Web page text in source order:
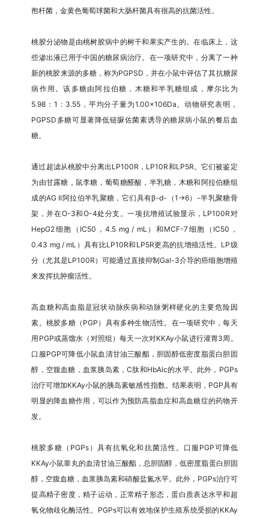
孢杆菌，金黄色葡萄球菌和大肠杆菌具有很高的抗菌活性。
桃胶分泌物是由桃树胶病中的树干和果实产生的。在临床上，这
些渗出液已用于中国的糖尿病治疗。在一项研究中，分离了一种
新的桃胶来源的多糖，称为PGPSD，并在小鼠中评估了其抗糖尿
病作用。该多糖由阿拉伯糖，木糖和半乳糖组成，摩尔比为
5.98：1：3.55，平均分子量为1.00×106Da。动物研究表明，
PGPSD多糖可显著降低链脲佐菌素诱导的糖尿病小鼠的餐后血
糖。
通过超滤从桃胶中分离出LP100R，LP10R和LP5R。它们被鉴定
为由甘露糖，鼠李糖，葡萄糖醛酸，半乳糖，木糖和阿拉伯糖组
成的AG II阿拉伯半乳聚糖，它们具有β-d-（1→6）-半乳聚糖骨
架，并在O-3和O-4处分支。一项抗增殖试验显示，LP100R对
HepG2细胞（IC50，4.5 mg / mL）和MCF-7细胞（IC50，
0.43 mg / mL）具有比LP10R和LP5R更高的抗增殖活性。LP级
分（尤其是LP100R）可能通过直接抑制Gal-3介导的癌细胞增殖
来发挥抗肿瘤活性。
高血糖和高血脂是冠状动脉疾病和动脉粥样硬化的主要危险因
素。桃胶多糖（PGP）具有多种生物活性。在一项研究中，每天
用PGP或蒸馏水（对照组）每天一次对KKAy小鼠进行灌胃3周。
口服PGP可降低小鼠血清甘油三酸酯，胆固醇低密度脂蛋白胆固
醇，空腹血糖，血浆胰岛素，C肽和HbAlc的水平。此外，PGPs
治疗可增加KKAy小鼠的胰岛素敏感性指数。结果表明，PGP具有
明显的降血糖作用，可以作为预防高脂血症和高血糖症的药物开
发。
桃胶多糖（PGPs）具有抗氧化和抗菌活性。口服PGP可降低
KKAy小鼠睾丸的血清甘油三酸酯，总胆固醇，低密度脂蛋白胆固
醇，空腹血糖，血浆胰岛素和硝酸盐氮水平。此外，PGPs治疗可
提高精子密度，精子运动，正常精子形态，蛋白质表达水平和超
氧化物歧化酶活性。PGPs可以有效地保护生殖系统受损的KKAy